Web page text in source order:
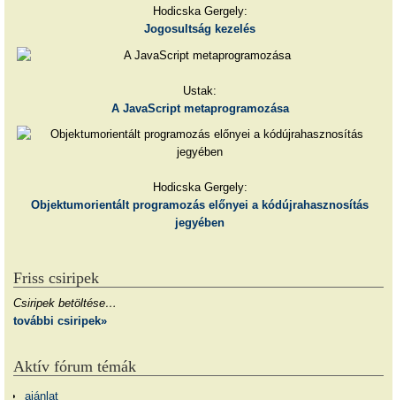
Hodicska Gergely:
Jogosultság kezelés
Ustak:
A JavaScript metaprogramozása
Hodicska Gergely:
Objektumorientált programozás előnyei a kódújrahasznosítás
jegyében
Friss csiripek
Csiripek betöltése…
további csiripek»
Aktív fórum témák
ajánlat